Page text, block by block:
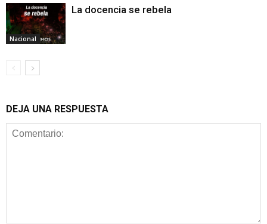
Nacional
La docencia se rebela
DEJA UNA RESPUESTA